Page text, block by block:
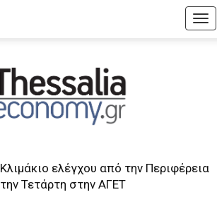
Κλιμάκιο ελέγχου από την Περιφέρεια
την Τετάρτη στην ΑΓΕΤ